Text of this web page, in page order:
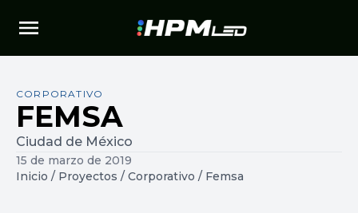
CORPORATIVO
FEMSA
Ciudad de México
Inicio / Proyectos / Corporativo / Femsa
15 de marzo de 2019